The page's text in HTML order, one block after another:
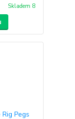
Skladem 8